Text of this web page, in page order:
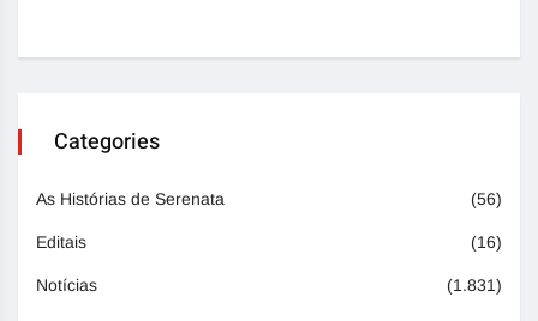
Categories
As Histórias de Serenata (56)
Editais (16)
Notícias (1.831)